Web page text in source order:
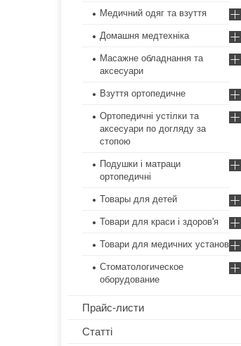
Медичний одяг та взуття
Домашня медтехніка
Масажне обладнання та
аксесуари
Взуття ортопедичне
Ортопедичні устілки та
аксесуари по догляду за
стопою
Подушки і матраци
ортопедичні
Товары для детей
Товари для краси і здоров'я
Товари для медичних установ
Стоматологическое
оборудование
Прайс-листи
Статті